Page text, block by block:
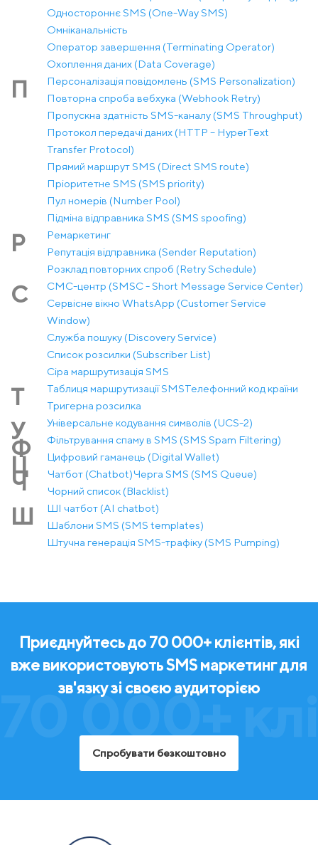
Одностороннє SMS (One-Way SMS)
Омніканальність
Оператор завершення (Terminating Operator)
Охоплення даних (Data Coverage)
П
Персоналізація повідомлень (SMS Personalization)
Повторна спроба вебхука (Webhook Retry)
Пропускна здатність SMS-каналу (SMS Throughput)
Протокол передачі даних (HTTP – HyperText
Transfer Protocol)
Прямий маршрут SMS (Direct SMS route)
Пріоритетне SMS (SMS priority)
Пул номерів (Number Pool)
Підміна відправника SMS (SMS spoofing)
Р
Ремаркетинг
Репутація відправника (Sender Reputation)
Розклад повторних спроб (Retry Schedule)
С
СМС-центр (SMSC - Short Message Service Center)
Сервісне вікно WhatsApp (Customer Service
Window)
Служба пошуку (Discovery Service)
Список розсилки (Subscriber List)
Сіра маршрутизація SMS
Т Таблиця маршрутизації SMSТелефонний код країни
Тригерна розсилка
У Універсальне кодування символів (UCS-2)
Ф Фільтрування спаму в SMS (SMS Spam Filtering)
Ц Цифровий гаманець (Digital Wallet)
Ч Чатбот (Chatbot)Черга SMS (SMS Queue)
Чорний список (Blacklist)
Ш
ШІ чатбот (AI chatbot)
Шаблони SMS (SMS templates)
Штучна генерація SMS-трафіку (SMS Pumping)
70 000+
Приєднуйтесь до 70 000+ клієнтів, які
вже використовують SMS маркетинг для
зв'язку зі своєю аудиторією
Спробувати безкоштовно